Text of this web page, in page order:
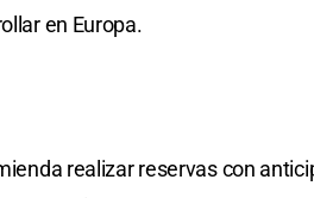
en Europa.
realizar reservas con